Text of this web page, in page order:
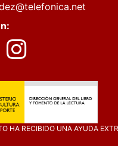
HA RECIBIDO UNA AYUDA